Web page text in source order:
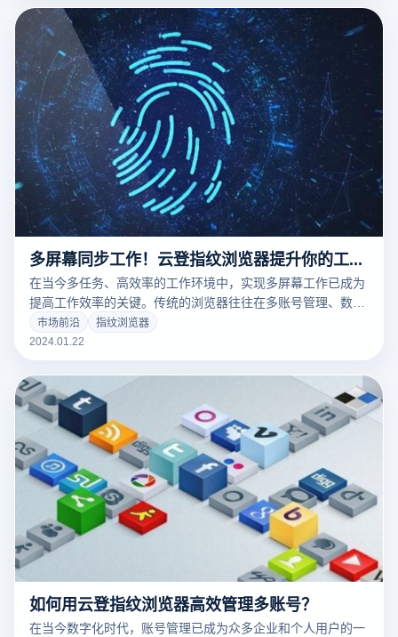
多屏幕同步工作！云登指纹浏览器提升你的工作效率！
在当今多任务、高效率的工作环境中，实现多屏幕工作已成为
提高工作效率的关键。传统的浏览器往往在多账号管理、数据
隔离和个性化设置方面存在局限，难以满足快节奏和高效率的
工作需求。而指纹浏览器，特别是云登指纹浏览器，为解决这
市场前沿
指纹浏览器
2024.01.22
如何用云登指纹浏览器高效管理多账号？
在当今数字化时代，账号管理已成为众多企业和个人用户的一